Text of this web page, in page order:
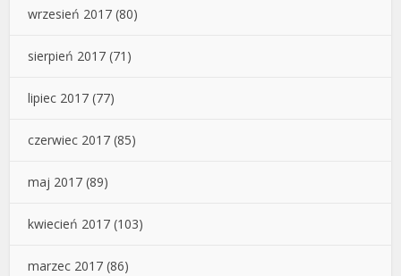
wrzesień 2017 (80)
sierpień 2017 (71)
lipiec 2017 (77)
czerwiec 2017 (85)
maj 2017 (89)
kwiecień 2017 (103)
marzec 2017 (86)